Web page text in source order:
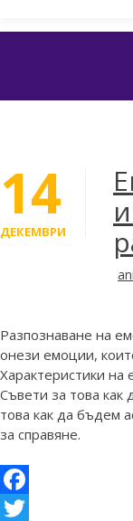
to
14
ДЕКЕМВРИ
Разпознаване на
онези емоции,
Характеристики на
Съвети за това как
това как да бъдем
за справяне.
Facebook